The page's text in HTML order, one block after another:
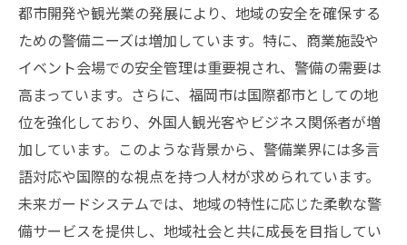
都市開発や観光業の発展により、地域の安全を確保する
ための警備ニーズは増加しています。特に、商業施設や
イベント会場での安全管理は重要視され、警備の需要は
高まっています。さらに、福岡市は国際都市としての地
位を強化しており、外国人観光客やビジネス関係者が増
加しています。このような背景から、警備業界には多言
語対応や国際的な視点を持つ人材が求められています。
未来ガードシステムでは、地域の特性に応じた柔軟な警
備サービスを提供し、地域社会と共に成長を目指してい